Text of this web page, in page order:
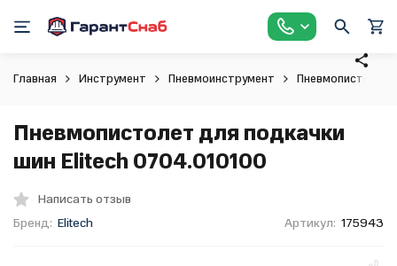
Главная Инструмент Пневмоинструмент
Пневмопистолет для подкачки
шин Elitech 0704.010100
Написать отзыв
Бренд: Elitech Артикул: 175943